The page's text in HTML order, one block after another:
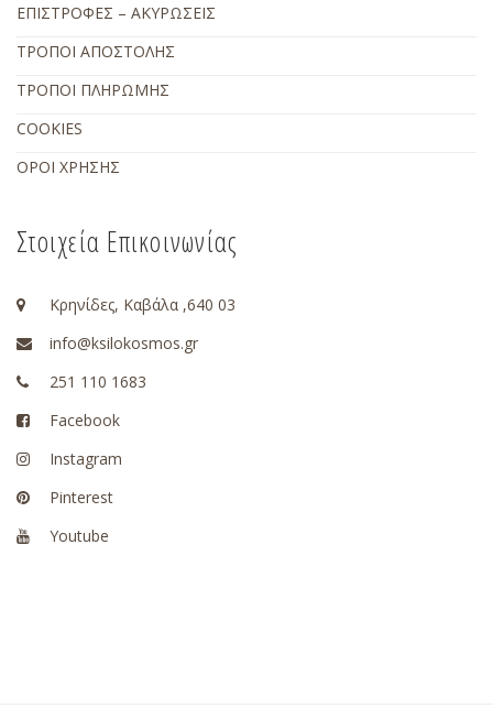
ΕΠΙΣΤΡΟΦΕΣ – ΑΚΥΡΩΣΕΙΣ
ΤΡΟΠΟΙ ΑΠΟΣΤΟΛΗΣ
ΤΡΟΠΟΙ ΠΛΗΡΩΜΗΣ
COOKIES
ΟΡΟΙ ΧΡΗΣΗΣ
Στοιχεία Επικοινωνίας
Κρηνίδες, Καβάλα ,640 03
info@ksilokosmos.gr
251 110 1683
Facebook
Instagram
Pinterest
Youtube